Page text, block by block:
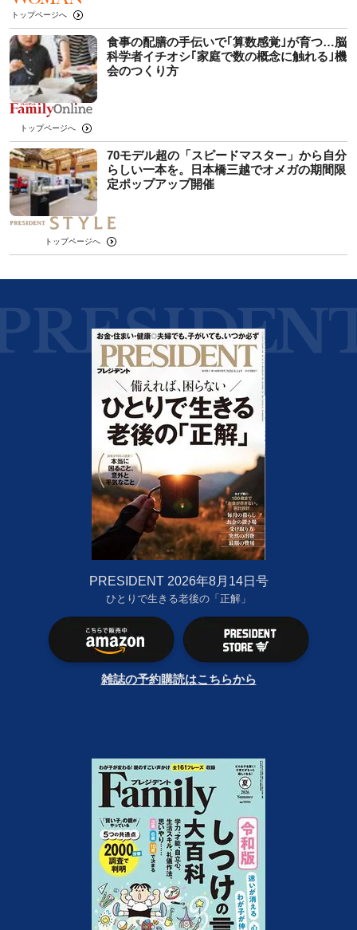
トップページへ
食事の配膳の手伝いで｢算数感覚｣が育つ…脳
科学者イチオシ｢家庭で数の概念に触れる｣機
会のつくり方
トップページへ
70モデル超の「スピードマスター」から自分
らしい一本を。日本橋三越でオメガの期間限
定ポップアップ開催
トップページへ
PRESIDENT 2026年8月14日号
ひとりで生きる老後の「正解」
雑誌の予約購読はこちらから